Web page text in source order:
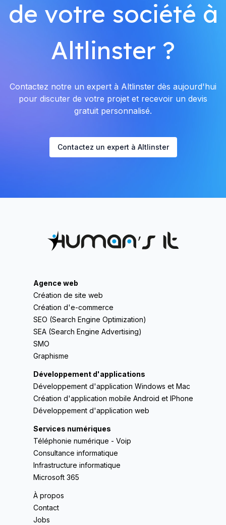
de votre société à
Altlinster ?
Contactez notre un expert à Altlinster dès aujourd'hui
pour discuter de votre projet et recevoir un devis
gratuit personnalisé.
Contactez un expert à Altlinster
Agence web
Création de site web
Création d'e-commerce
SEO (Search Engine Optimization)
SEA (Search Engine Advertising)
SMO
Graphisme
Développement d'applications
Développement d'application Windows et Mac
Création d'application mobile Android et IPhone
Développement d'application web
Services numériques
Téléphonie numérique - Voip
Consultance informatique
Infrastructure informatique
Microsoft 365
À propos
Contact
Jobs